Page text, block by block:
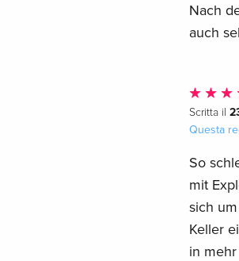
Nach
auch
Scritta il
Questa
So
mit
sich
Keller
in